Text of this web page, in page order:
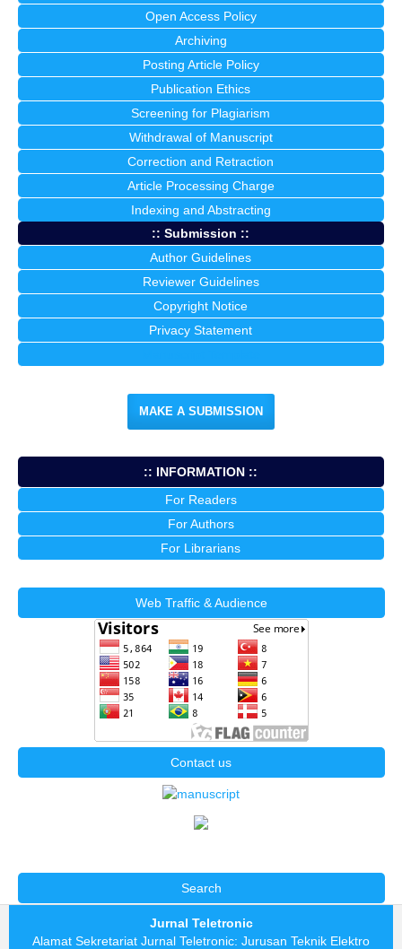
Open Access Policy
Archiving
Posting Article Policy
Publication Ethics
Screening for Plagiarism
Withdrawal of Manuscript
Correction and Retraction
Article Processing Charge
Indexing and Abstracting
:: Submission ::
Author Guidelines
Reviewer Guidelines
Copyright Notice
Privacy Statement
MAKE A SUBMISSION
:: INFORMATION ::
For Readers
For Authors
For Librarians
Web Traffic & Audience
Contact us
Search
Jurnal Teletronic
Alamat Sekretariat Jurnal Teletronic: Jurusan Teknik Elektro